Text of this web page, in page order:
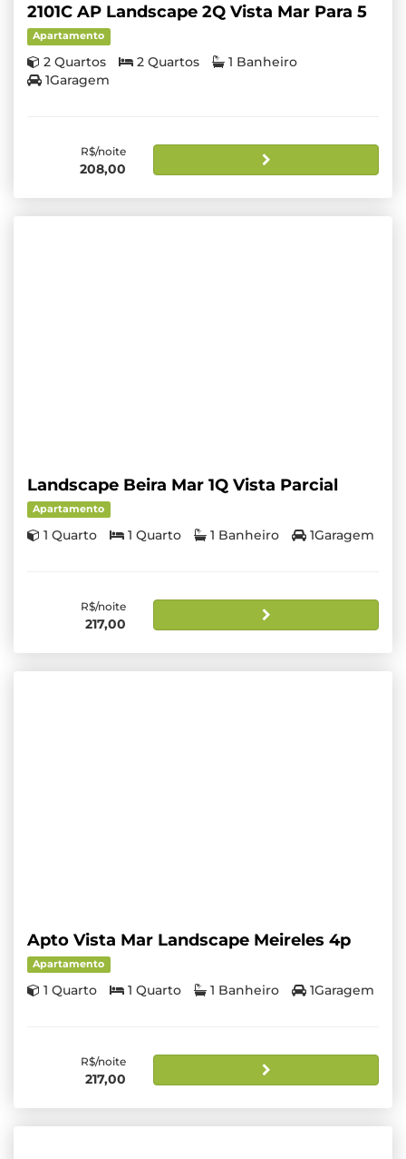
2101C AP Landscape 2Q Vista Mar Para 5
Apartamento
2 Quartos 2 Quartos
1 Banheiro
1Garagem
R$/noite
208,00
Landscape Beira Mar 1Q Vista Parcial
Apartamento
1 Quarto 1 Quarto 1 Banheiro 1Garagem
R$/noite
217,00
Apto Vista Mar Landscape Meireles 4p
Apartamento
1 Quarto 1 Quarto 1 Banheiro 1Garagem
R$/noite
217,00